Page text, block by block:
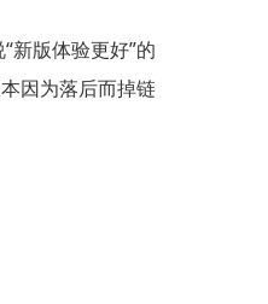
新版体验更好”的
因为落后而掉链